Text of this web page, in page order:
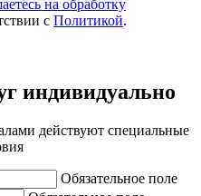
на обработку
с Политикой.
индивидуально
действуют специальные
Обязательное поле